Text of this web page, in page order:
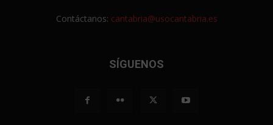
Contáctanos: cantabria@usocantabria.es
SÍGUENOS